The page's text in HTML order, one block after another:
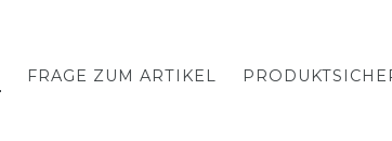
FRAGE ZUM ARTIKEL